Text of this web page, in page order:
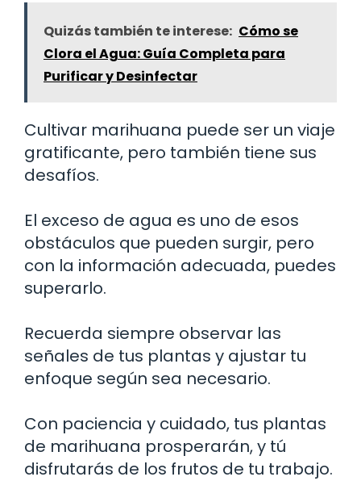
Quizás también te interese: Cómo se
Clora el Agua: Guía Completa para
Purificar y Desinfectar
Cultivar marihuana puede ser un viaje
gratificante, pero también tiene sus
desafíos.
El exceso de agua es uno de esos
obstáculos que pueden surgir, pero
con la información adecuada, puedes
superarlo.
Recuerda siempre observar las
señales de tus plantas y ajustar tu
enfoque según sea necesario.
Con paciencia y cuidado, tus plantas
de marihuana prosperarán, y tú
disfrutarás de los frutos de tu trabajo.